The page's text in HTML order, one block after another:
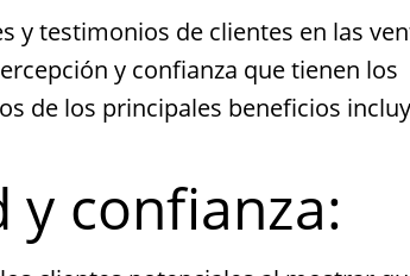
y testimonios de clientes en las
y confianza que tienen los
de los principales beneficios
confianza: